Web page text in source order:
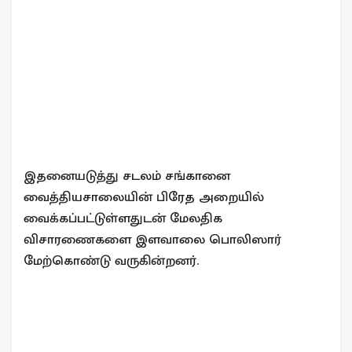
இதனையடுத்து சடலம் சங்கானை
வைத்தியசாலையின் பிரேத அறையில்
வைக்கப்பட்டுள்ளதுடன் மேலதிக
விசாரணைகளை இளவாலை பொலிஸார்
மேற்கொண்டு வருகின்றனர்.